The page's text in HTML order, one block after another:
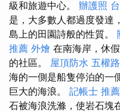
級和旅遊中心。 辦護照
是，大多數人都過度發達
島上的田園詩般的性質。
推薦 外燴 在南海岸，休
的社區。 屋頂防水 五權
海的一側是船隻停泊的一
巨大的海浪。 記帳士 推
石被海浪洗滌，使岩石塊